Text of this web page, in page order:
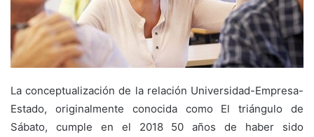
La conceptualización de la relación Universidad-Empresa-
Estado, originalmente conocida como El triángulo de
Sábato, cumple en el 2018 50 años de haber sido